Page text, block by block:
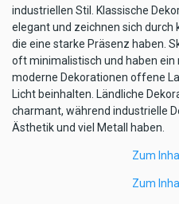
industriellen Stil. Klassische
elegant und zeichnen sich durch
die eine starke Präsenz haben.
oft minimalistisch und haben ein
moderne Dekorationen offene
Licht beinhalten. Ländliche
charmant, während industrielle
Ästhetik und viel Metall haben.
Zum
Zum